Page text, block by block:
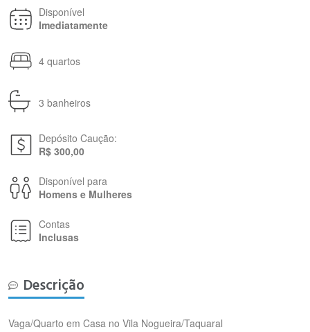
Disponível
Imediatamente
4 quartos
3 banheiros
Depósito Caução:
R$ 300,00
Disponível para
Homens e Mulheres
Contas
Inclusas
Descrição
Vaga/Quarto em Casa no Vila Nogueira/Taquaral